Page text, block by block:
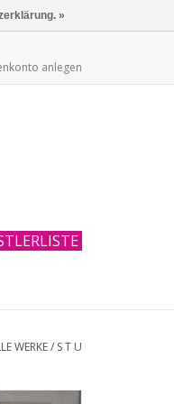
anlegen
WERKE/ S T U
»